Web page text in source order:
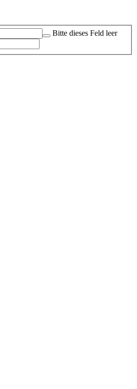
Bitte dieses Feld leer